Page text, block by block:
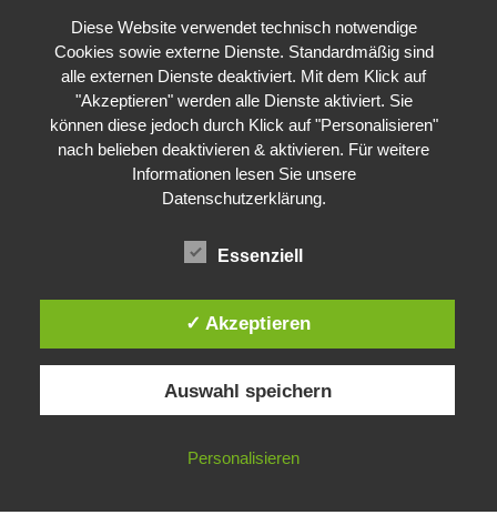
Impressum Datenschutzerklärung
Gesellschaft für ökologische Forschung e.V.
Diese Website verwendet technisch notwendige
Cookies sowie externe Dienste. Standardmäßig sind
alle externen Dienste deaktiviert. Mit dem Klick auf
"Akzeptieren" werden alle Dienste aktiviert. Sie
können diese jedoch durch Klick auf "Personalisieren"
nach belieben deaktivieren & aktivieren. Für weitere
Informationen lesen Sie unsere
Datenschutzerklärung.
Essenziell
✓ Akzeptieren
Auswahl speichern
Personalisieren